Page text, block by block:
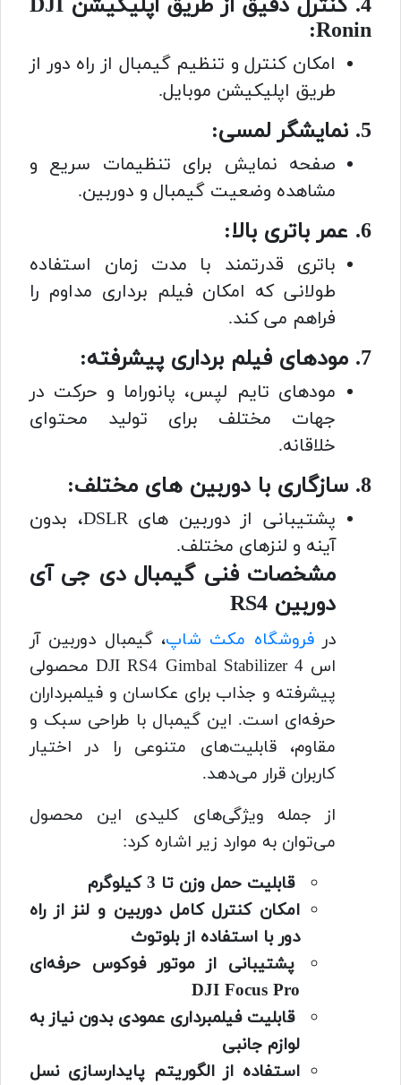
Ronin:
امکان کنترل و تنظیم گیمبال از راه دور از
طریق اپلیکیشن موبایل.
5. نمایشگر لمسی:
صفحه نمایش برای تنظیمات سریع و
مشاهده وضعیت گیمبال و دوربین.
6. عمر باتری بالا:
باتری قدرتمند با مدت زمان استفاده
طولانی که امکان فیلم برداری مداوم را
فراهم می کند.
7. مودهای فیلم برداری پیشرفته:
مودهای تایم لپس، پانوراما و حرکت در
جهات مختلف برای تولید محتوای
خلاقانه.
8. سازگاری با دوربین های مختلف:
پشتیبانی از دوربین های DSLR، بدون
آینه و لنزهای مختلف.
مشخصات فنی گیمبال دی جی آی
دوربین RS4
درفروشگاه مکث شاپ، گیمبال دوربین آر
اس 4 DJI RS4 Gimbal Stabilizer محصولی
پیشرفته و جذاب برای عکاسان و فیلمبرداران
حرفه‌ای است. این گیمبال با طراحی سبک و
مقاوم، قابلیت‌های متنوعی را در اختیار
کاربران قرار می‌دهد.
از جمله ویژگی‌های کلیدی این محصول
می‌توان به موارد زیر اشاره کرد:
قابلیت حمل وزن تا 3 کیلوگرم
امکان کنترل کامل دوربین و لنز از راه
دور با استفاده از بلوتوث
پشتیبانی از موتور فوکوس حرفه‌ای
DJI Focus Pro
قابلیت فیلمبرداری عمودی بدون نیاز به
لوازم جانبی
استفاده از الگوریتم پایدارسازی نسل